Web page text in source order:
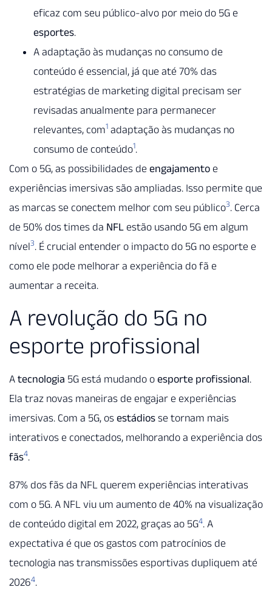
eficaz com seu público-alvo por meio do 5G e
esportes.
A adaptação às mudanças no consumo de
conteúdo é essencial, já que até 70% das
estratégias de marketing digital precisam ser
revisadas anualmente para permanecer
relevantes, com1 adaptação às mudanças no
consumo de conteúdo1.
Com o 5G, as possibilidades de engajamento e
experiências imersivas são ampliadas. Isso permite que
as marcas se conectem melhor com seu público3. Cerca
de 50% dos times da NFL estão usando 5G em algum
nível3. É crucial entender o impacto do 5G no esporte e
como ele pode melhorar a experiência do fã e
aumentar a receita.
A revolução do 5G no
esporte profissional
A tecnologia 5G está mudando o esporte profissional.
Ela traz novas maneiras de engajar e experiências
imersivas. Com a 5G, os estádios se tornam mais
interativos e conectados, melhorando a experiência dos
fãs4.
87% dos fãs da NFL querem experiências interativas
com o 5G. A NFL viu um aumento de 40% na visualização
de conteúdo digital em 2022, graças ao 5G4. A
expectativa é que os gastos com patrocínios de
tecnologia nas transmissões esportivas dupliquem até
20264.